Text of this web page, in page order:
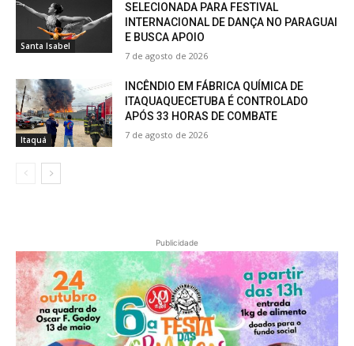
Santa Isabel
SELECIONADA PARA FESTIVAL
INTERNACIONAL DE DANÇA NO PARAGUAI
E BUSCA APOIO
7 de agosto de 2026
Itaquá
INCÊNDIO EM FÁBRICA QUÍMICA DE
ITAQUAQUECETUBA É CONTROLADO
APÓS 33 HORAS DE COMBATE
7 de agosto de 2026
Publicidade